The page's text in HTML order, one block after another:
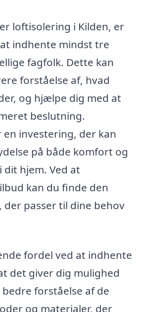
loftisolering i Kilden, er
indhente mindst tre
fagfolk. Dette kan
forståelse af, hvad
og hjælpe dig med at
beslutning.
investering, der kan
på både komfort og
hjem. Ved at
kan du finde den
der passer til dine behov
fordel ved at indhente
det giver dig mulighed
forståelse af de
og materialer, der